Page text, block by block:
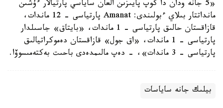
«5 جانە ودان دا كوپ پايىزىن العان ساياسي پارتيالار ءۇشىن
مانداتتار بىلاي ءبولىندى: Amanat پارتياسى - 12 ماندات،
قازاقستان حالىق پارتياسى - 1 ماندات، «بايتاق» جاسىلدار
پارتياسى - 1 ماندات، «اق جول» قازاقستان دەموكراتيالىق
پارتياسى - 3 ماندات»، - دەپ مالىمدەدى باحىت بەكتەمىسوۆا.
بيلىك جانە ساياسات